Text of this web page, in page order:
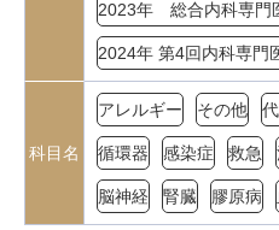
2023年 総合内科専門
2024年 第4回内科専門
科目名
アレルギー その他
循環器 感染症 救急
脳神経 腎臓 膠原病